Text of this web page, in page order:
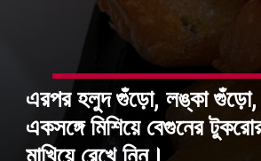
এরপর হলুদ গুঁড়ো, লঙ্কা গুঁড়ো,
একসঙ্গে মিশিয়ে বেগুনের